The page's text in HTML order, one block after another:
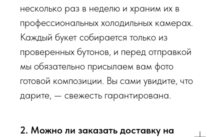
Перед тем как отправить букет на доставку мы
обязательно пришлем Вам на согласование фото и
видео непосредственно того букета, который наш
флорист собрал для Вас.
Доставка цветов в Севастополе. Качественно. Быстро.
несколько раз в неделю и храним их в
профессиональных холодильных камерах.
Каждый букет собирается только из
проверенных бутонов, и перед отправкой
мы обязательно присылаем вам фото
готовой композиции. Вы сами увидите, что
дарите, — свежесть гарантирована.
2. Можно ли заказать доставку на